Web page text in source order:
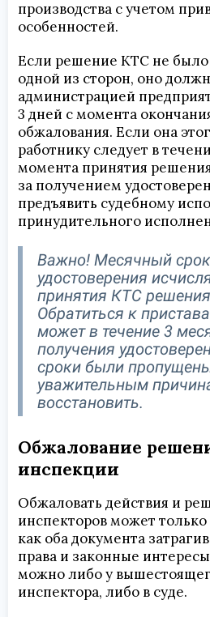
производства с учетом
особенностей.
Если решение КТС не
одной из сторон, оно
администрацией
3 дней с момента
обжалования. Если она
работнику следует в
момента принятия
за получением
предъявить судебному
принудительного
Важно! Месячный
удостоверения
принятия КТС
Обратиться к
может в течение 3
получения
сроки были
уважительным
восстановить.
Обжалование
инспекции
Обжаловать действия и
инспекторов может только
как оба документа
права и законные
можно либо у
инспектора, либо в суде.